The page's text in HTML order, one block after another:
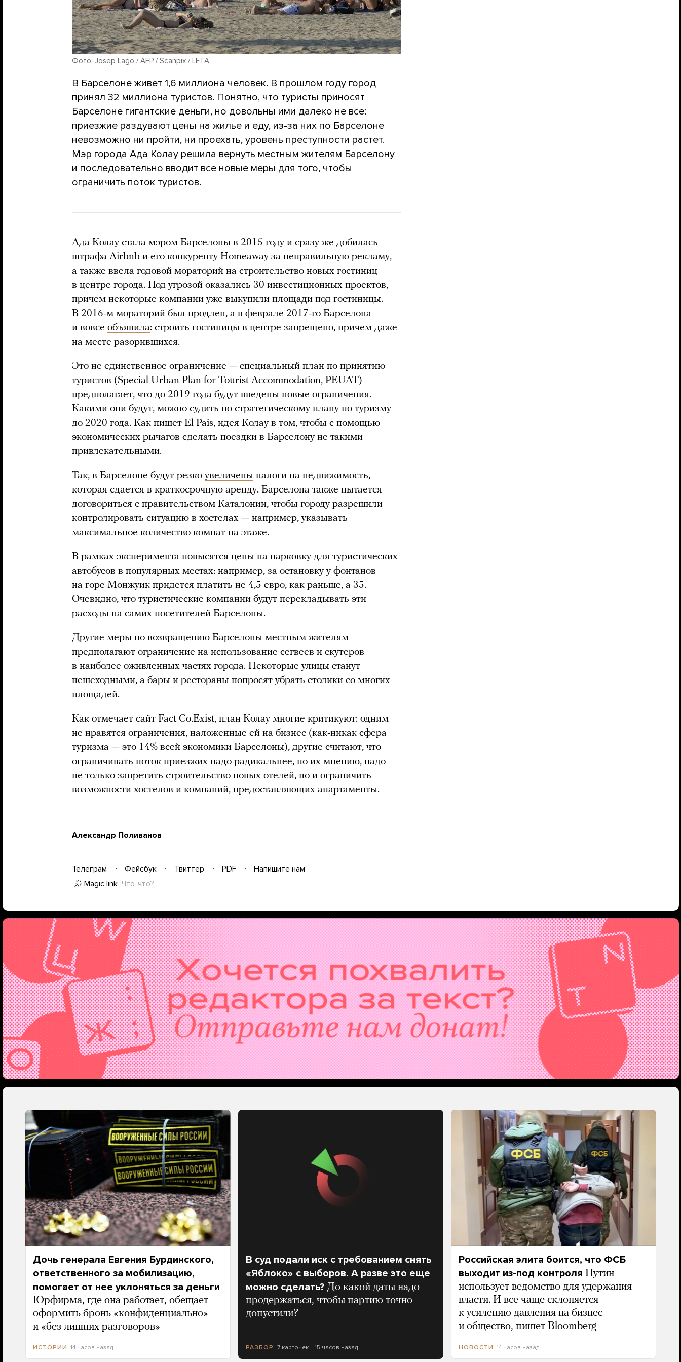
Фото: Josep Lago / AFP / Scanpix / LETA
В Барселоне живет 1,6 миллиона человек. В прошлом году город
принял 32 миллиона туристов. Понятно, что туристы приносят
Барселоне гигантские деньги, но довольны ими далеко не все:
приезжие раздувают цены на жилье и еду, из-за них по Барселоне
невозможно ни пройти, ни проехать, уровень преступности растет.
Мэр города Ада Колау решила вернуть местным жителям Барселону
и последовательно вводит все новые меры для того, чтобы
ограничить поток туристов.
Ада Колау стала мэром Барселоны в 2015 году и сразу же добилась
штрафа Airbnb и его конкуренту Homeaway за неправильную рекламу,
а также ввела годовой мораторий на строительство новых гостиниц
в центре города. Под угрозой оказались 30 инвестиционных проектов,
причем некоторые компании уже выкупили площади под гостиницы.
В 2016-м мораторий был продлен, а в феврале 2017-го Барселона
и вовсе объявила: строить гостиницы в центре запрещено, причем даже
на месте разорившихся.
Это не единственное ограничение — специальный план по принятию
туристов (Special Urban Plan for Tourist Accommodation, PEUAT)
предполагает, что до 2019 года будут введены новые ограничения.
Какими они будут, можно судить по стратегическому плану по туризму
до 2020 года. Как пишет El Pais, идея Колау в том, чтобы с помощью
экономических рычагов сделать поездки в Барселону не такими
привлекательными.
Так, в Барселоне будут резко увеличены налоги на недвижимость,
которая сдается в краткосрочную аренду. Барселона также пытается
договориться с правительством Каталонии, чтобы городу разрешили
контролировать ситуацию в хостелах — например, указывать
максимальное количество комнат на этаже.
В рамках эксперимента повысятся цены на парковку для туристических
автобусов в популярных местах: например, за остановку у фонтанов
на горе Монжуик придется платить не 4,5 евро, как раньше, а 35.
Очевидно, что туристические компании будут перекладывать эти
расходы на самих посетителей Барселоны.
Другие меры по возвращению Барселоны местным жителям
предполагают ограничение на использование сегвеев и скутеров
в наиболее оживленных частях города. Некоторые улицы станут
пешеходными, а бары и рестораны попросят убрать столики со многих
площадей.
Как отмечает сайт Fact Co.Exist, план Колау многие критикуют: одним
не нравятся ограничения, наложенные ей на бизнес (как-никак сфера
туризма — это 14% всей экономики Барселоны), другие считают, что
ограничивать поток приезжих надо радикальнее, по их мнению, надо
не только запретить строительство новых отелей, но и ограничить
возможности хостелов и компаний, предоставляющих апартаменты.
Александр Поливанов
Телеграм Фейсбук Твиттер PDF
Напишите нам
Magic link Что-что?
Дочь генерала Евгения Бурдинского,
ответственного за мобилизацию,
помогает от нее уклоняться за деньги
Юрфирма, где она работает, обещает
оформить бронь «конфиденциально»
и «без лишних разговоров»
ИСТОРИИ 14 часов назад
В суд подали иск с требованием снять
«Яблоко» с выборов. А разве это еще
можно сделать? До какой даты надо
продержаться, чтобы партию точно
допустили?
РАЗБОР 7 карточек 15 часов назад
Российская элита боится, что ФСБ
выходит из-под контроля Путин
использует ведомство для удержания
власти. И все чаще склоняется
к усилению давления на бизнес
и общество, пишет Bloomberg
НОВОСТИ 14 часов назад